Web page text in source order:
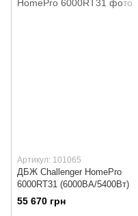
Артикул: 101065
ДБЖ Challenger HomePro
6000RT31 (6000ВА/5400Вт)
55 670 грн